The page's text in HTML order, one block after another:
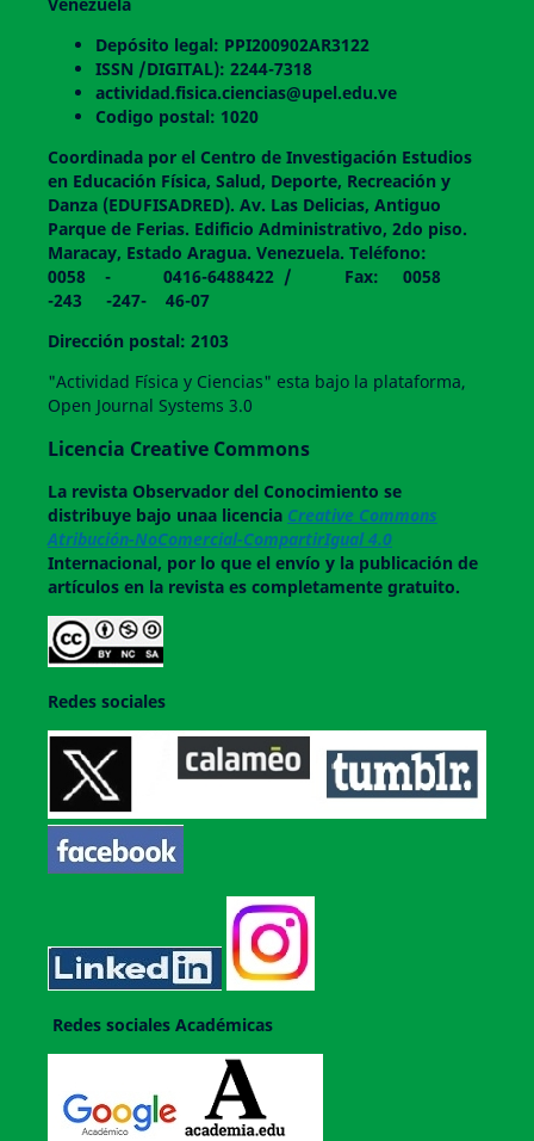
Depósito legal: PPI200902AR3122
ISSN /DIGITAL): 2244-7318
actividad.fisica.ciencias@upel.edu.ve
Codigo postal: 1020
Coordinada por el Centro de Investigación Estudios
en Educación Física, Salud, Deporte, Recreación y
Danza (EDUFISADRED). Av. Las Delicias, Antiguo
Parque de Ferias. Edificio Administrativo, 2do piso.
Maracay, Estado Aragua. Venezuela. Teléfono:
0058 - 0416-6488422 / Fax: 0058
-243 -247- 46-07
Dirección postal: 2103
"Actividad Física y Ciencias" esta bajo la plataforma,
Open Journal Systems 3.0
Licencia Creative Commons
La revistaObservador del Conocimiento se
distribuye bajo unaa licencia Creative Commons
Atribución-NoComercial-CompartirIgual 4.0
Internacional, por lo que el envío y la publicación de
artículos en la revista es completamente gratuito.
Redes sociales
Redes sociales Académicas